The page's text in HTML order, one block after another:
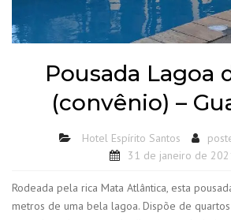
Pousada Lagoa
(convênio) –
Hotel Espírito Santos
31 de janeiro de
Rodeada pela rica Mata Atlântica, esta
metros de uma bela lagoa. Dispõe de